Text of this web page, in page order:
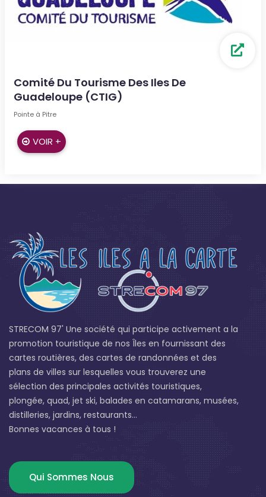
Comité Du Tourisme Des Iles De
Guadeloupe (CTIG)
Pointe à Pitre
VOIR +
STRECOM 97' Une société qui participe activement a la
promotion touristique de nos Îles en fournissant des
cartes routières, des cartes de randonnées et des
plans de villes sur lesquelles vous trouverez une
sélection des principales activités touristiques,
plongée, quad, jet ski, balades en catamarans, musées,
distilleries, jardins, restaurants...
Bonnes vacances à tous !
Qui Sommes Nous